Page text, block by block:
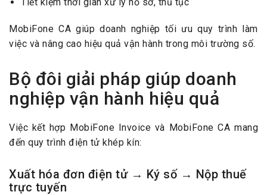
MobiFone CA giúp doanh nghiệp tối ưu quy trình làm
việc và nâng cao hiệu quả vận hành trong môi trường số.
Bộ đôi giải pháp giúp doanh
nghiệp vận hành hiệu quả
Việc kết hợp MobiFone Invoice và MobiFone CA mang
đến quy trình điện tử khép kín:
Xuất hóa đơn điện tử → Ký số → Nộp thuế
trực tuyến